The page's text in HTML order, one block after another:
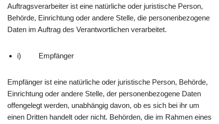
Auftragsverarbeiter ist eine natürliche oder juristische Person,
Behörde, Einrichtung oder andere Stelle, die personenbezogene
Daten im Auftrag des Verantwortlichen verarbeitet.
i) Empfänger
Empfänger ist eine natürliche oder juristische Person, Behörde,
Einrichtung oder andere Stelle, der personenbezogene Daten
offengelegt werden, unabhängig davon, ob es sich bei ihr um
einen Dritten handelt oder nicht. Behörden, die im Rahmen eines